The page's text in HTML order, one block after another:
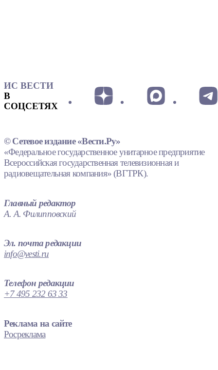
ИС ВЕСТИ
В
СОЦСЕТЯХ
© Сетевое издание «Вести.Ру»
«Федеральное государственное унитарное предприятие
Всероссийская государственная телевизионная и
радиовещательная компания» (ВГТРК).
Главный редактор
А. А. Филипповский
Эл. почта редакции
info@vesti.ru
Телефон редакции
+7 495 232 63 33
Реклама на сайте
Росреклама